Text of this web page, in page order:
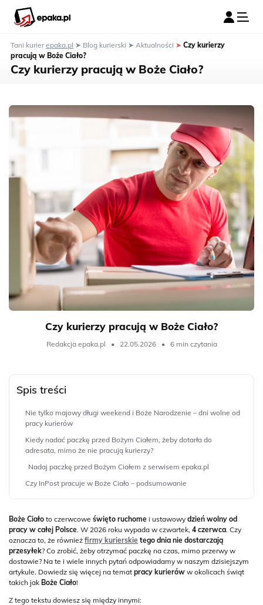
Tani kurierepaka.pl ➤ Blog kurierski ➤ Aktualności ➤ Czy kurierzy
pracują w Boże Ciało?
Czy kurierzy pracują w Boże Ciało?
Czy kurierzy pracują w Boże Ciało?
Redakcja epaka.pl • 22.05.2026 • 6 min czytania
Spis treści
Nie tylko majowy długi weekend i Boże Narodzenie – dni wolne od
pracy kurierów
Kiedy nadać paczkę przed Bożym Ciałem, żeby dotarła do
adresata, mimo że nie pracują kurierzy?
Nadaj paczkę przed Bożym Ciałem z serwisem epaka.pl
Czy InPost pracuje w Boże Ciało – podsumowanie
Boże Ciało to czerwcowe święto ruchome i ustawowy dzień wolny od
pracy w całej Polsce. W 2026 roku wypada w czwartek, 4 czerwca. Czy
oznacza to, że również firmy kurierskie tego dnia nie dostarczają
przesyłek? Co zrobić, żeby otrzymać paczkę na czas, mimo przerwy w
dostawie? Na te i wiele innych pytań odpowiadamy w naszym dzisiejszym
artykule. Dowiedz się więcej na temat pracy kurierów w okolicach świąt
takich jak Boże Ciało!
Z tego tekstu dowiesz się między innymi: